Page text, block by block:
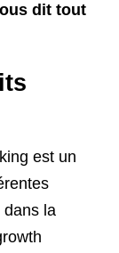
dit tout
est un
dans la